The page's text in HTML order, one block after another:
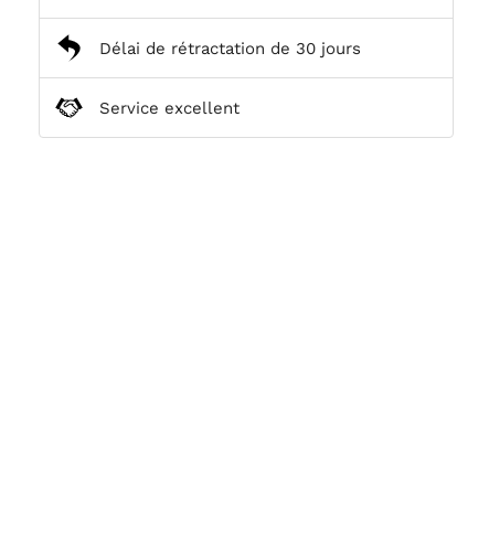
Délai de rétractation de 30 jours
Service excellent